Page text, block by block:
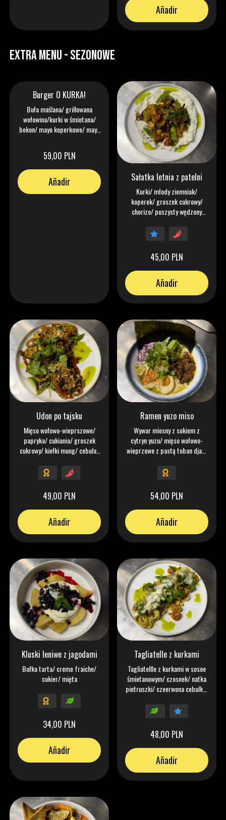
Añadir
EXTRA MENU - Sezonowe
Burger O KURKA!
Buła maślana/ grillowana
wołowina/kurki w śmietana/
bekon/ mayo koperkowe/ mayo
59,00 PLN
Añadir Sałatka letnia z patelni
Kurki/ młody ziemniak/
koperek/ groszek cukrowy/
chorizo/ puszysty wędzony
45,00 PLN
Añadir
Udon po tajsku
Mięso wołowo-wieprszowe/
papryka/ cukiania/ groszek
cukrowy/ kiełki mung/ cebula/
ziemne/ linomka
49,00 PLN
Añadir
Ramen yuzo miso
Wywar miesny z sokiem z
cytryn yuzu/ mięso wołowo-
wieprzowe z pastą toban djan/
mung/ cebulka czerwona/
kolendra/ groszek cukriowy/
nori/ olej czosnek/chilli
54,00 PLN
Añadir
Kluski leniwe z jagodami
Bułka tarta/ creme fraiche/
cukier/ mięta
34,00 PLN
Añadir
Tagliatelle z kurkami
Tagliatellle z kurkami w sosoe
śmietanowym/ czosnek/ natka
pietruszki/ czeerwona cebulka/
rukola
48,00 PLN
Añadir